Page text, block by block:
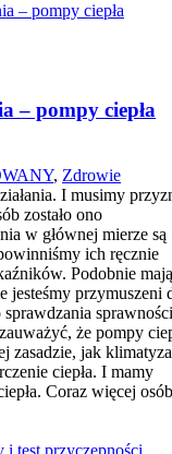
– pompy ciepła
, Zdrowie
I musimy
zostało ono
w głównej mierze są
ich ręcznie
Podobnie mają
jesteśmy przymuszeni
sprawdzania sprawności
że pompy
zasadzie, jak
ciepła. I mamy
Coraz więcej osób